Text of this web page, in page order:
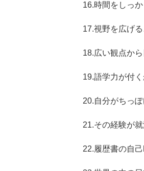
16.時間をしっ
17.視野を広げ
18.広い観点か
19.語学力が付
20.自分がちっ
21.その経験が
22.履歴書の自